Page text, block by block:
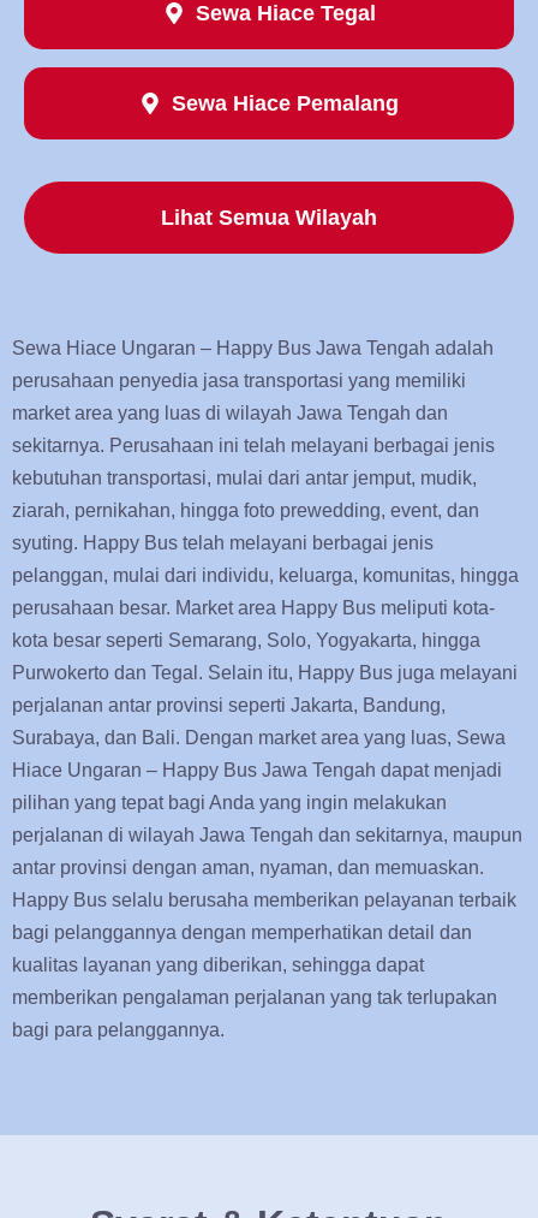
Sewa Hiace Tegal
Sewa Hiace Pemalang
Lihat Semua Wilayah
Sewa Hiace Ungaran – Happy Bus Jawa Tengah adalah
perusahaan penyedia jasa transportasi yang memiliki
market area yang luas di wilayah Jawa Tengah dan
sekitarnya. Perusahaan ini telah melayani berbagai jenis
kebutuhan transportasi, mulai dari antar jemput, mudik,
ziarah, pernikahan, hingga foto prewedding, event, dan
syuting. Happy Bus telah melayani berbagai jenis
pelanggan, mulai dari individu, keluarga, komunitas, hingga
perusahaan besar. Market area Happy Bus meliputi kota-
kota besar seperti Semarang, Solo, Yogyakarta, hingga
Purwokerto dan Tegal. Selain itu, Happy Bus juga melayani
perjalanan antar provinsi seperti Jakarta, Bandung,
Surabaya, dan Bali. Dengan market area yang luas, Sewa
Hiace Ungaran – Happy Bus Jawa Tengah dapat menjadi
pilihan yang tepat bagi Anda yang ingin melakukan
perjalanan di wilayah Jawa Tengah dan sekitarnya, maupun
antar provinsi dengan aman, nyaman, dan memuaskan.
Happy Bus selalu berusaha memberikan pelayanan terbaik
bagi pelanggannya dengan memperhatikan detail dan
kualitas layanan yang diberikan, sehingga dapat
memberikan pengalaman perjalanan yang tak terlupakan
bagi para pelanggannya.